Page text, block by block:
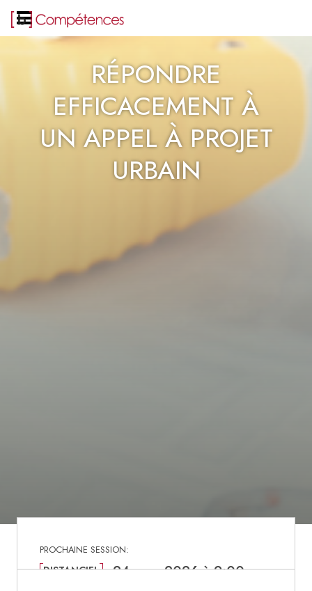
RÉPONDRE
EFFICACEMENT À
UN APPEL À PROJET
URBAIN
DISTANCIEL
24 nov. 2026 à 9:00